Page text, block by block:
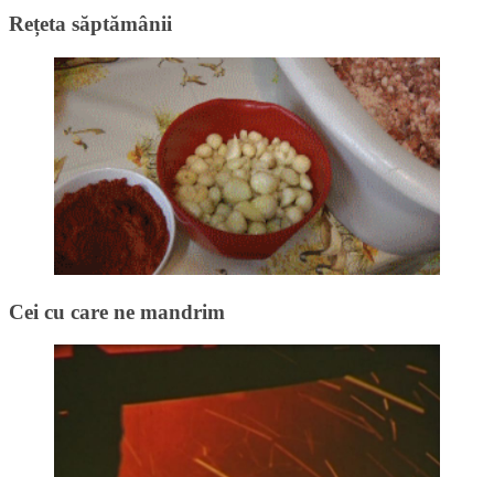
Rețeta săptămânii
Cei cu care ne mandrim